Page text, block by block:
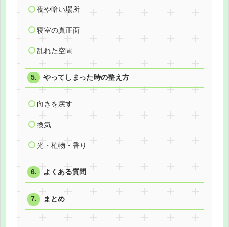
夜や暗い場所
寝室の真正面
乱れた空間
やってしまった時の整え方
向きを戻す
換気
光・植物・香り
よくある質問
まとめ